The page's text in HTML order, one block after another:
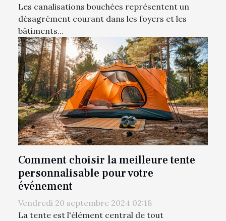
Les canalisations bouchées représentent un
désagrément courant dans les foyers et les
bâtiments...
Comment choisir la meilleure tente
personnalisable pour votre
événement
Vendredi 20 septembre 2024 02:18
La tente est l'élément central de tout